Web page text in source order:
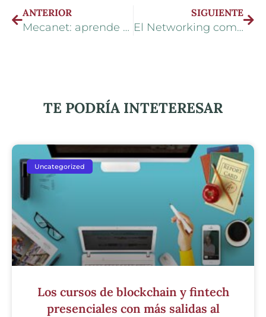
ANTERIOR
Mecanet: aprende mecanografía online
SIGUIENTE
El Networking como formación y estrategia de mejora
TE PODRÍA INTETERESAR
Uncategorized
Los cursos de blockchain y fintech
presenciales con más salidas al